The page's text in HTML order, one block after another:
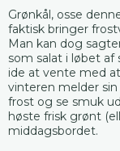
Grønkål, osse
faktisk bringer
Man kan dog
som salat i løbet
ide at vente med
vinteren melder sin
frost og se smuk
høste frisk grønt
middagsbordet.